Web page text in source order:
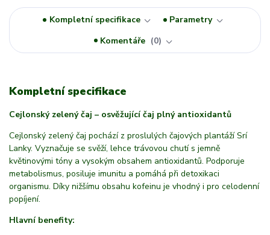
Kompletní specifikace
Parametry
Komentáře
0
Kompletní specifikace
Cejlonský zelený čaj – osvěžující čaj plný antioxidantů
Cejlonský zelený čaj pochází z proslulých čajových plantáží Srí
Lanky. Vyznačuje se svěží, lehce trávovou chutí s jemně
květinovými tóny a vysokým obsahem antioxidantů. Podporuje
metabolismus, posiluje imunitu a pomáhá při detoxikaci
organismu. Díky nižšímu obsahu kofeinu je vhodný i pro celodenní
popíjení.
Hlavní benefity: